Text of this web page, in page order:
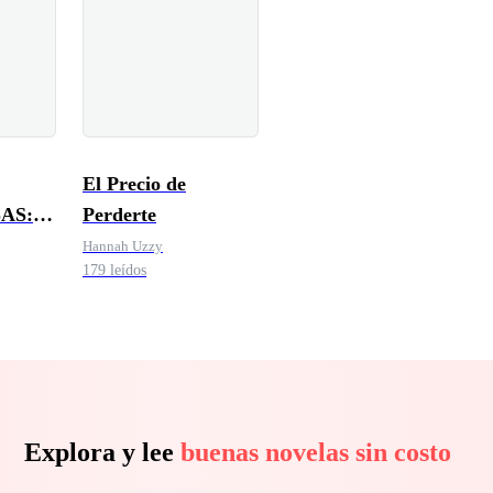
El Precio de
Perderte
Hannah Uzzy
179 leídos
Explora y lee buenas novelas sin costo